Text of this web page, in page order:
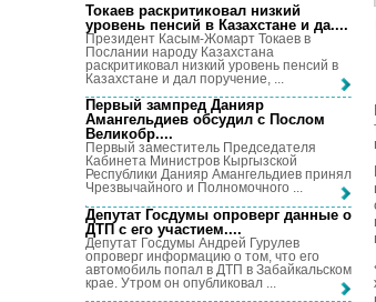
Токаев раскритиковал низкий
уровень пенсий в Казахстане и да....
Президент Касым-Жомарт Токаев в
Послании народу Казахстана
раскритиковал низкий уровень пенсий в
Казахстане и дал поручение, ...
Первый зампред Данияр
Амангельдиев обсудил с Послом
Великобр....
Первый заместитель Председателя
Кабинета Министров Кыргызской
Республики Данияр Амангельдиев принял
Чрезвычайного и Полномочного ...
Депутат Госдумы опроверг данные о
ДТП с его участием....
Депутат Госдумы Андрей Гурулев
опроверг информацию о том, что его
автомобиль попал в ДТП в Забайкальском
крае. Утром он опубликовал ...